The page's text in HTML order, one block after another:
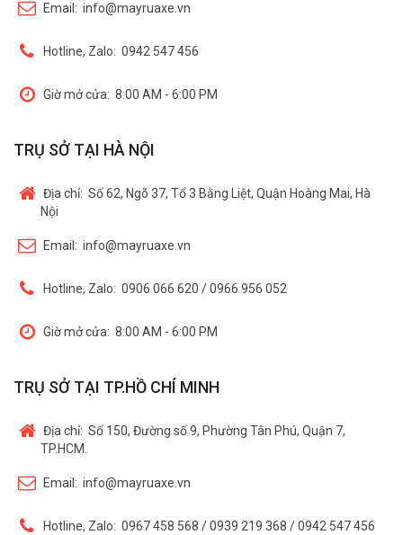
Email: info@mayruaxe.vn
Hotline, Zalo: 0942 547 456
Giờ mở cửa: 8:00 AM - 6:00 PM
TRỤ SỞ TẠI HÀ NỘI
Địa chỉ: Số 62, Ngõ 37, Tổ 3 Bằng Liệt, Quận Hoàng Mai, Hà
Nội
Email: info@mayruaxe.vn
Hotline, Zalo: 0906 066 620 / 0966 956 052
Giờ mở cửa: 8:00 AM - 6:00 PM
TRỤ SỞ TẠI TP.HỒ CHÍ MINH
Địa chỉ: Số 150, Đường số 9, Phường Tân Phú, Quận 7,
TP.HCM.
Email: info@mayruaxe.vn
Hotline, Zalo: 0967 458 568 / 0939 219 368 / 0942 547 456